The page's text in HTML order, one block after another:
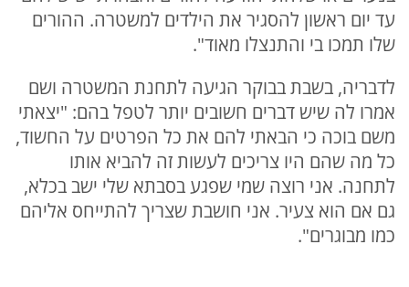
עד יום ראשון להסגיר את הילדים למשטרה. ההורים
שלו תמכו בי והתנצלו מאוד".
לדבריה, בשבת בבוקר הגיעה לתחנת המשטרה ושם
אמרו לה שיש דברים חשובים יותר לטפל בהם: "יצאתי
משם בוכה כי הבאתי להם את כל הפרטים על החשוד,
כל מה שהם היו צריכים לעשות זה להביא אותו
לתחנה. אני רוצה שמי שפגע בסבתא שלי ישב בכלא,
גם אם הוא צעיר. אני חושבת שצריך להתייחס אליהם
כמו מבוגרים".